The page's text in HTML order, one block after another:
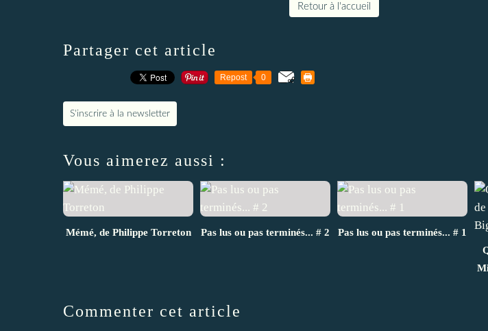
Retour à l'accueil
Partager cet article
Repost 0
S'inscrire à la newsletter
Vous aimerez aussi :
Mémé, de Philippe Torreton Pas lus ou pas terminés... # 2
Pas lus ou pas terminés... # 1
Commenter cet article